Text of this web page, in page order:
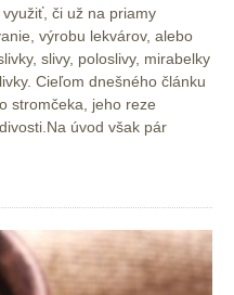
či už na priamy
výrobu lekvárov, alebo
slivy, poloslivy, mirabelky
Cieľom dnešného článku
stromčeka, jeho reze
úvod však pár